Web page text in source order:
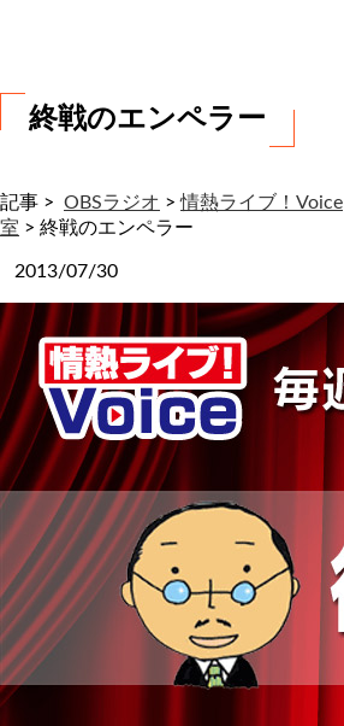
終戦のエンペラー
記事 > OBSラジオ >情熱ライブ！Voice
室 > 終戦のエンペラー
2013/07/30